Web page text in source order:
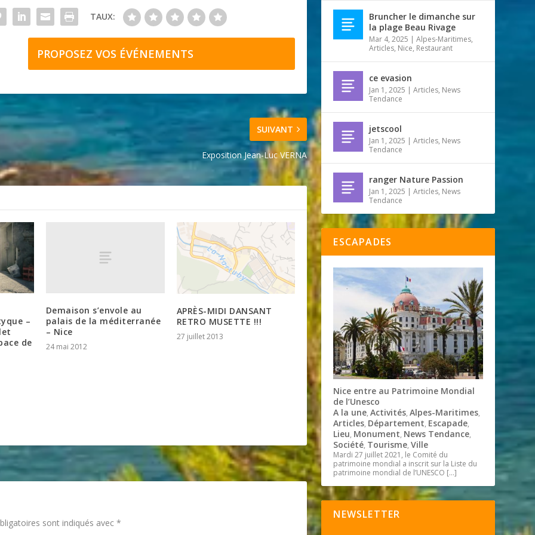
TAUX:
PROPOSEZ VOS ÉVÉNEMENTS
SUIVANT
Exposition Jean-Luc VERNA
–
de
Demaison s’envole au
palais de la méditerranée
– Nice
24 mai 2012
APRÈS-MIDI DANSANT
RETRO MUSETTE !!!
27 juillet 2013
sont indiqués avec*
Bruncher le dimanche sur
la plage Beau Rivage
Mar 4, 2025 |Alpes-Maritimes,
Articles, Nice, Restaurant
ce evasion
Jan 1, 2025 |Articles, News
Tendance
jetscool
Jan 1, 2025 |Articles, News
Tendance
ranger Nature Passion
Jan 1, 2025 |Articles, News
Tendance
ESCAPADES
Nice entre au Patrimoine Mondial
de l’Unesco
A la une,Activités,Alpes-Maritimes,
Articles, Département, Escapade,
Lieu, Monument, News Tendance,
Société, Tourisme,Ville
Mardi 27 juillet 2021, le Comité du
patrimoine mondial a inscrit sur la Liste du
patrimoine mondial de l’UNESCO […]
NEWSLETTER